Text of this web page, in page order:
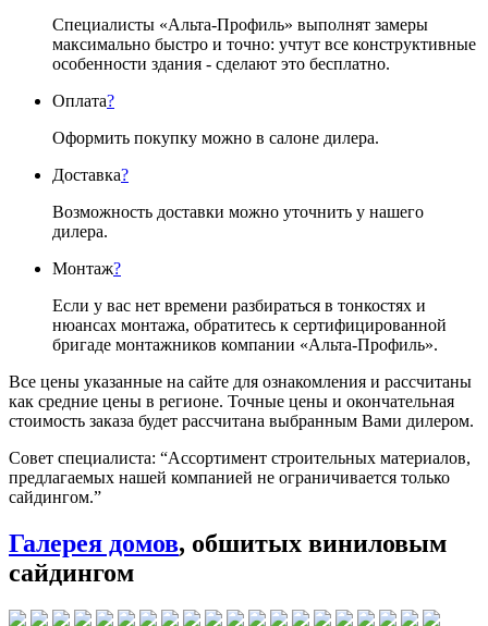
Специалисты «Альта-Профиль» выполнят замеры
максимально быстро и точно: учтут все конструктивные
особенности здания - сделают это бесплатно.
Оплата?
Оформить покупку можно в салоне дилера.
Доставка?
Возможность доставки можно уточнить у нашего
дилера.
Монтаж?
Если у вас нет времени разбираться в тонкостях и
нюансах монтажа, обратитесь к сертифицированной
бригаде монтажников компании «Альта-Профиль».
Все цены указанные на сайте для ознакомления и рассчитаны
как средние цены в регионе. Точные цены и окончательная
стоимость заказа будет рассчитана выбранным Вами дилером.
Совет специалиста: “Ассортимент строительных материалов,
предлагаемых нашей компанией не ограничивается только
сайдингом.”
Галерея домов, обшитых виниловым
сайдингом